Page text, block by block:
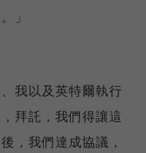
」
我以及英特爾執行
拜託，我們得讓這
，我們達成協議，